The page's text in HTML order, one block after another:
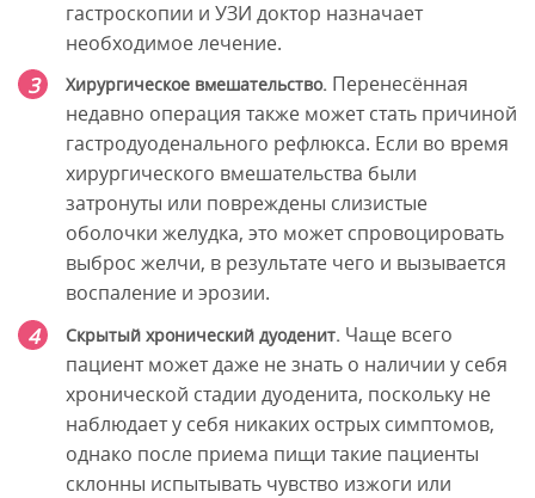
гастроскопии и УЗИ доктор назначает
необходимое лечение.
Хирургическое вмешательство. Перенесённая
недавно операция также может стать причиной
гастродуоденального рефлюкса. Если во время
хирургического вмешательства были
затронуты или повреждены слизистые
оболочки желудка, это может спровоцировать
выброс желчи, в результате чего и вызывается
воспаление и эрозии.
Скрытый хронический дуоденит. Чаще всего
пациент может даже не знать о наличии у себя
хронической стадии дуоденита, поскольку не
наблюдает у себя никаких острых симптомов,
однако после приема пищи такие пациенты
склонны испытывать чувство изжоги или